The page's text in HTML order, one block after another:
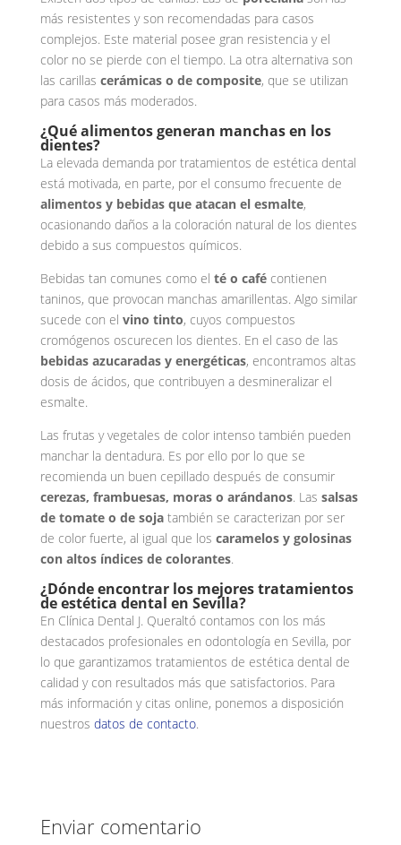
más resistentes y son recomendadas para casos
complejos. Este material posee gran resistencia y el
color no se pierde con el tiempo. La otra alternativa son
las carillas cerámicas o de composite, que se utilizan
para casos más moderados.
¿Qué alimentos generan manchas en los
dientes?
La elevada demanda por tratamientos de estética dental
está motivada, en parte, por el consumo frecuente de
alimentos y bebidas que atacan el esmalte,
ocasionando daños a la coloración natural de los dientes
debido a sus compuestos químicos.
Bebidas tan comunes como el té o cafécontienen
taninos, que provocan manchas amarillentas. Algo similar
sucede con el vino tinto, cuyos compuestos
cromógenos oscurecen los dientes. En el caso de las
bebidas azucaradas y energéticas, encontramos altas
dosis de ácidos, que contribuyen a desmineralizar el
esmalte.
Las frutas y vegetales de color intenso también pueden
manchar la dentadura. Es por ello por lo que se
recomienda un buen cepillado después de consumir
cerezas, frambuesas, moras o arándanos. Las salsas
de tomate o de sojatambién se caracterizan por ser
de color fuerte, al igual que los caramelos y golosinas
con altos índices de colorantes.
¿Dónde encontrar los mejores tratamientos
de estética dental en Sevilla?
En Clínica Dental J. Queraltó contamos con los más
destacados profesionales en odontología en Sevilla, por
lo que garantizamos tratamientos de estética dental de
calidad y con resultados más que satisfactorios. Para
más información y citas online, ponemos a disposición
nuestros datos de contacto.
Enviar comentario